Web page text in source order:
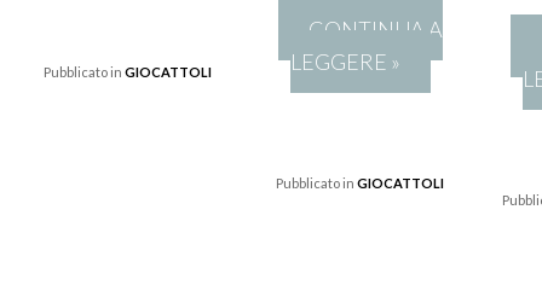
Pubblicato inGIOCATTOLI
CONTINUA A
LEGGERE »
Pubblicato inGIOCATTOLI